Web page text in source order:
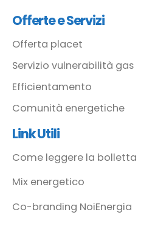
Offerte e Servizi
Offerta placet
Servizio vulnerabilità gas
Efficientamento
Comunità energetiche
Link Utili
Come leggere la bolletta
Mix energetico
Co-branding NoiEnergia